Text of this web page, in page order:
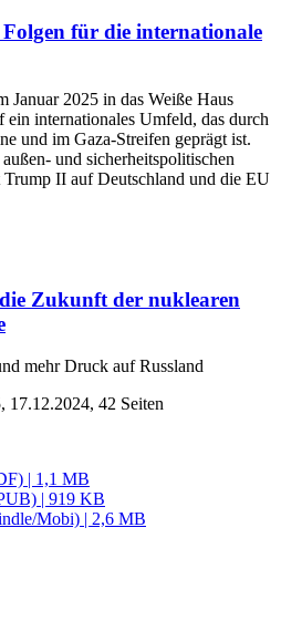
für die internationale
Januar 2025 in das Weiße Haus
internationales Umfeld, das durch
und im Gaza-Streifen geprägt ist.
und sicherheitspolitischen
II auf Deutschland und die EU
Zukunft der nuklearen
mehr Druck auf Russland
17.12.2024, 42 Seiten
| 1,1 MB
| 919 KB
Mobi) | 2,6 MB